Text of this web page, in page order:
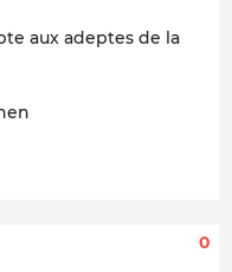
aux adeptes de la
0